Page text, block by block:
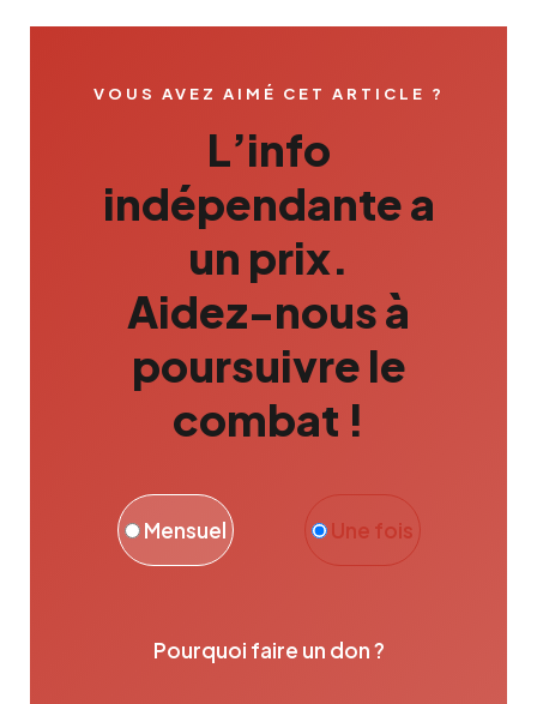
VOUS AVEZ AIMÉ CET ARTICLE ?
L’info
indépendante a
un prix.
Aidez-nous à
poursuivre le
combat !
Une fois
Mensuel
Pourquoi faire un don ?